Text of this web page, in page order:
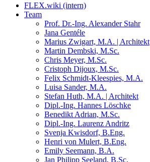
FLEX.wiki (intern)
Team
Prof. Dr.-Ing. Alexander Stahr
Jana Gentéle
Marius Zwigart, M.A. | Architekt
Martin Dembski, M.Sc.
Chris Meyer, M.Sc.
Cristoph Dijoux, M.Sc.
Felix Schmidt-Kleespies, M.A.
Luisa Sander, M.A.
Stefan Huth, M.A. | Architekt
Dipl.-Ing. Hannes Löschke
Benedikt Adrian, M.Sc.
Dipl.-Ing. Laurenz Andritz
Svenja Kwisdorf, B.Eng.
Henri von Mulert, B.Eng.
Emily Seemann, B.A.
Jan Philipp Seeland, B.Sc.